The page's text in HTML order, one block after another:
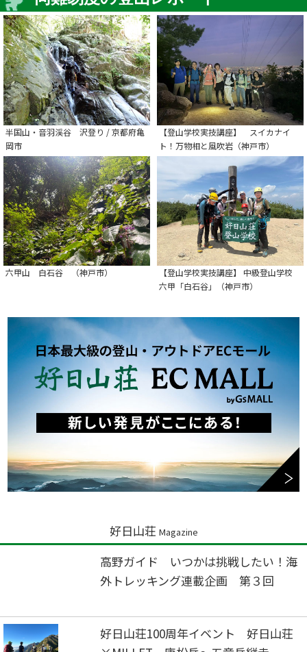
半国山・音羽渓谷 沢登り / 京都府亀
岡市
【登山学校実技講座】 スイカナイ
ト！万物相と風吹岩（神戸市）
六甲山 白石谷 （神戸市）
【登山学校実技講座】 中級登山学校
六甲「白石谷」（神戸市）
好日山荘 Magazine
高野ガイド いつかは挑戦したい！海
外トレッキング連載企画 第３回
好日山荘100周年イベント 好日山荘